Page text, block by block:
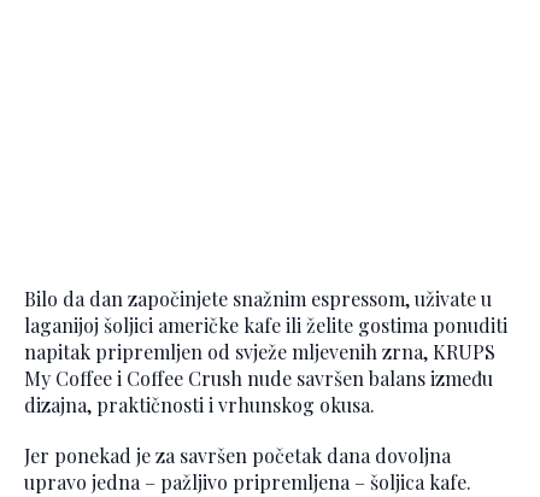
Bilo da dan započinjete snažnim espressom, uživate u
laganijoj šoljici američke kafe ili želite gostima ponuditi
napitak pripremljen od svježe mljevenih zrna, KRUPS
My Coffee i Coffee Crush nude savršen balans između
dizajna, praktičnosti i vrhunskog okusa.
Jer ponekad je za savršen početak dana dovoljna
upravo jedna – pažljivo pripremljena – šoljica kafe.